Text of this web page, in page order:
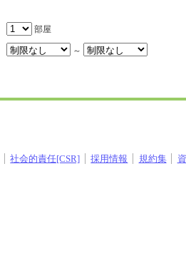
部屋
～
社会的責任[CSR] 採用情報 規約集